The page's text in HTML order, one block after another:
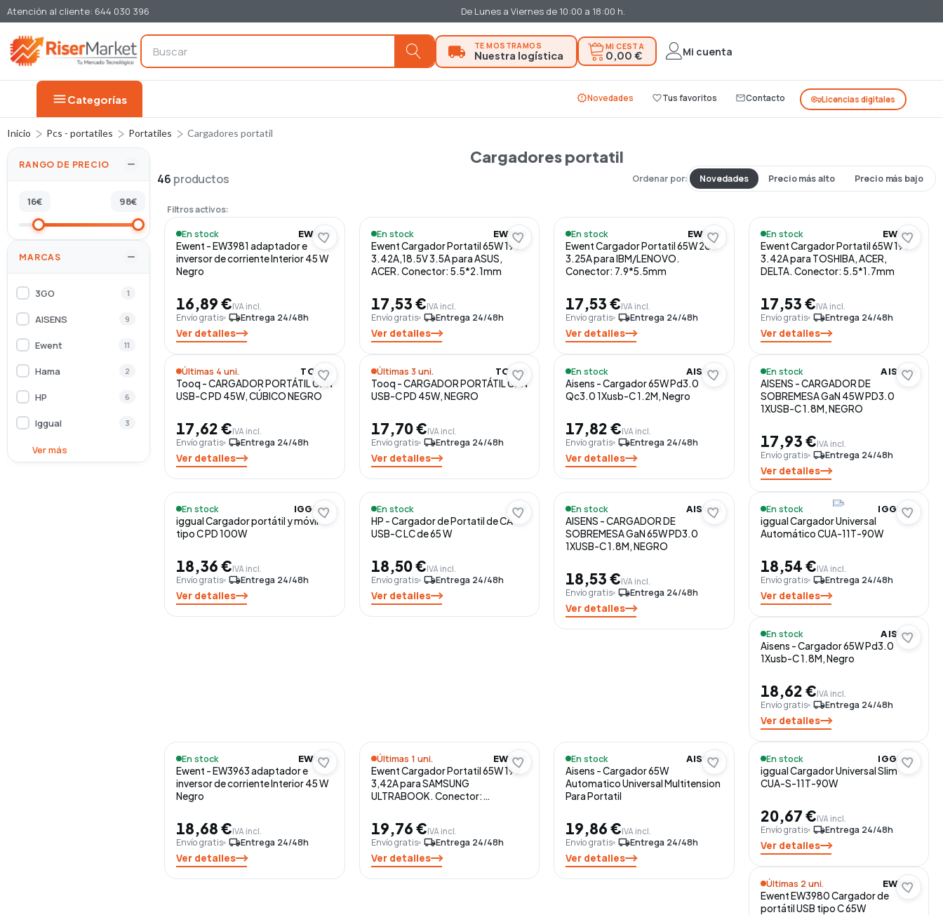
Atención al cliente: 644 030 396 De Lunes a Viernes de 10:00 a 18:00 h.
MI CESTA
0,00 € Mi cuenta
menuCategorías new_releasesNovedades favorite_borderTus favoritos mail_outlineContacto vpn_keyLicencias digitales
Inicio Pcs - portatiles Portatiles Cargadores portatil
RANGO DE PRECIO
16€ 98€
MARCAS
3GO 1
AISENS 9
Ewent 11
Hama 2
HP 6
Iggual 3
Lenovo
Ver más
Cargadores portatil
46 productos Ordenar por: Novedades Precio más alto Precio más bajo
Filtros activos:
En stock EWENT
Ewent - EW3981 adaptador e
inversor de corriente Interior 45 W
Negro
16,89 €IVA incl.
Envío gratis local_shippingEntrega 24/48h
Ver detalles
En stock EWENT
Ewent Cargador Portatil 65W 19V
3.42A,18.5V 3.5A para ASUS,
ACER. Conector: 5.5*2.1mm
17,53 €IVA incl.
Envío gratis local_shippingEntrega 24/48h
Ver detalles
En stock EWENT
Ewent Cargador Portatil 65W 20V
3.25A para IBM/LENOVO.
Conector: 7.9*5.5mm
17,53 €IVA incl.
Envío gratis local_shippingEntrega 24/48h
Ver detalles
En stock EWENT
Ewent Cargador Portatil 65W 19V
3.42A para TOSHIBA, ACER,
DELTA. Conector: 5.5*1.7mm
17,53 €IVA incl.
Envío gratis local_shippingEntrega 24/48h
Ver detalles
Últimas 4 uni. TOOQ
Tooq - CARGADOR PORTÁTIL GAN
USB-C PD 45W, CÚBICO NEGRO
17,62 €IVA incl.
Envío gratis local_shippingEntrega 24/48h
Ver detalles
Últimas 3 uni. TOOQ
Tooq - CARGADOR PORTÁTIL GAN
USB-C PD 45W, NEGRO
17,70 €IVA incl.
Envío gratis local_shippingEntrega 24/48h
Ver detalles
En stock AISENS
Aisens - Cargador 65W Pd3.0
Qc3.0 1Xusb-C 1.2M, Negro
17,82 €IVA incl.
Envío gratis local_shippingEntrega 24/48h
Ver detalles
En stock AISENS
AISENS - CARGADOR DE
SOBREMESA GaN 45W PD3.0
1XUSB-C 1.8M, NEGRO
17,93 €IVA incl.
Envío gratis local_shippingEntrega 24/48h
Ver detalles
En stock IGGUAL
iggual Cargador portátil y móvil
tipo C PD 100W
18,36 €IVA incl.
Envío gratis local_shippingEntrega 24/48h
Ver detalles
En stock HP
HP - Cargador de Portatil de CA
USB-C LC de 65 W
18,50 €IVA incl.
Envío gratis local_shippingEntrega 24/48h
Ver detalles
En stock AISENS
AISENS - CARGADOR DE
SOBREMESA GaN 65W PD3.0
1XUSB-C 1.8M, NEGRO
18,53 €IVA incl.
Envío gratis local_shippingEntrega 24/48h
Ver detalles
En stock IGGUAL
iggual Cargador Universal
Automático CUA-11T-90W
18,54 €IVA incl.
Envío gratis local_shippingEntrega 24/48h
Ver detalles
En stock AISENS
Aisens - Cargador 65W Pd3.0
1Xusb-C 1.8M, Negro
18,62 €IVA incl.
Envío gratis local_shippingEntrega 24/48h
Ver detalles
En stock EWENT
Ewent - EW3963 adaptador e
inversor de corriente Interior 45 W
Negro
18,68 €IVA incl.
Envío gratis local_shippingEntrega 24/48h
Ver detalles
Últimas 1 uni. EWENT
Ewent Cargador Portatil 65W 19V
3,42A para SAMSUNG
ULTRABOOK. Conector:
19,76 €IVA incl.
Envío gratis local_shippingEntrega 24/48h
Ver detalles
En stock AISENS
Aisens - Cargador 65W
Automatico Universal Multitension
Para Portatil
19,86 €IVA incl.
Envío gratis local_shippingEntrega 24/48h
Ver detalles
En stock IGGUAL
iggual Cargador Universal Slim
CUA-S-11T-90W
20,67 €IVA incl.
Envío gratis local_shippingEntrega 24/48h
Ver detalles
Últimas 2 uni. EWENT
Ewent EW3980 Cargador de
portátil USB tipo C 65W